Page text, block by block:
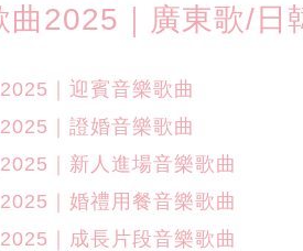
曲2025｜廣東歌/日
｜迎賓音樂歌曲
｜證婚音樂歌曲
｜新人進場音樂歌曲
｜婚禮用餐音樂歌曲
｜成長片段音樂歌曲